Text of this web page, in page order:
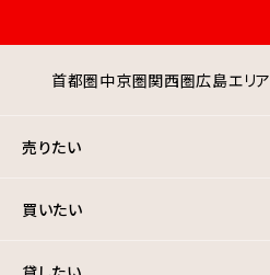
首都圏中京圏関西圏広島エリア
売りたい
買いたい